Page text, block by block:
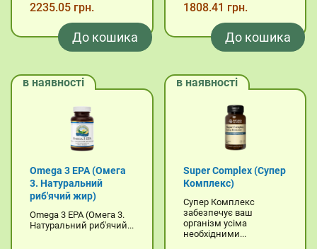
2235.05 грн.
До кошика
1808.41 грн.
До кошика
в наявності
Omega 3 EPA (Омега
3. Натуральний
риб'ячий жир)
Omega 3 EPA (Омега 3.
Натуральний риб'ячий...
в наявності
Super Complex (Супер
Комплекс)
Супер Комплекс
забезпечує ваш
організм усіма
необхідними...